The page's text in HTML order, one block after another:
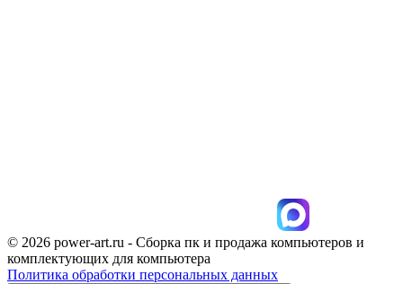
© 2026 power-art.ru - Сборка пк и продажа компьютеров и
комплектующих для компьютера
Политика обработки персональных данных